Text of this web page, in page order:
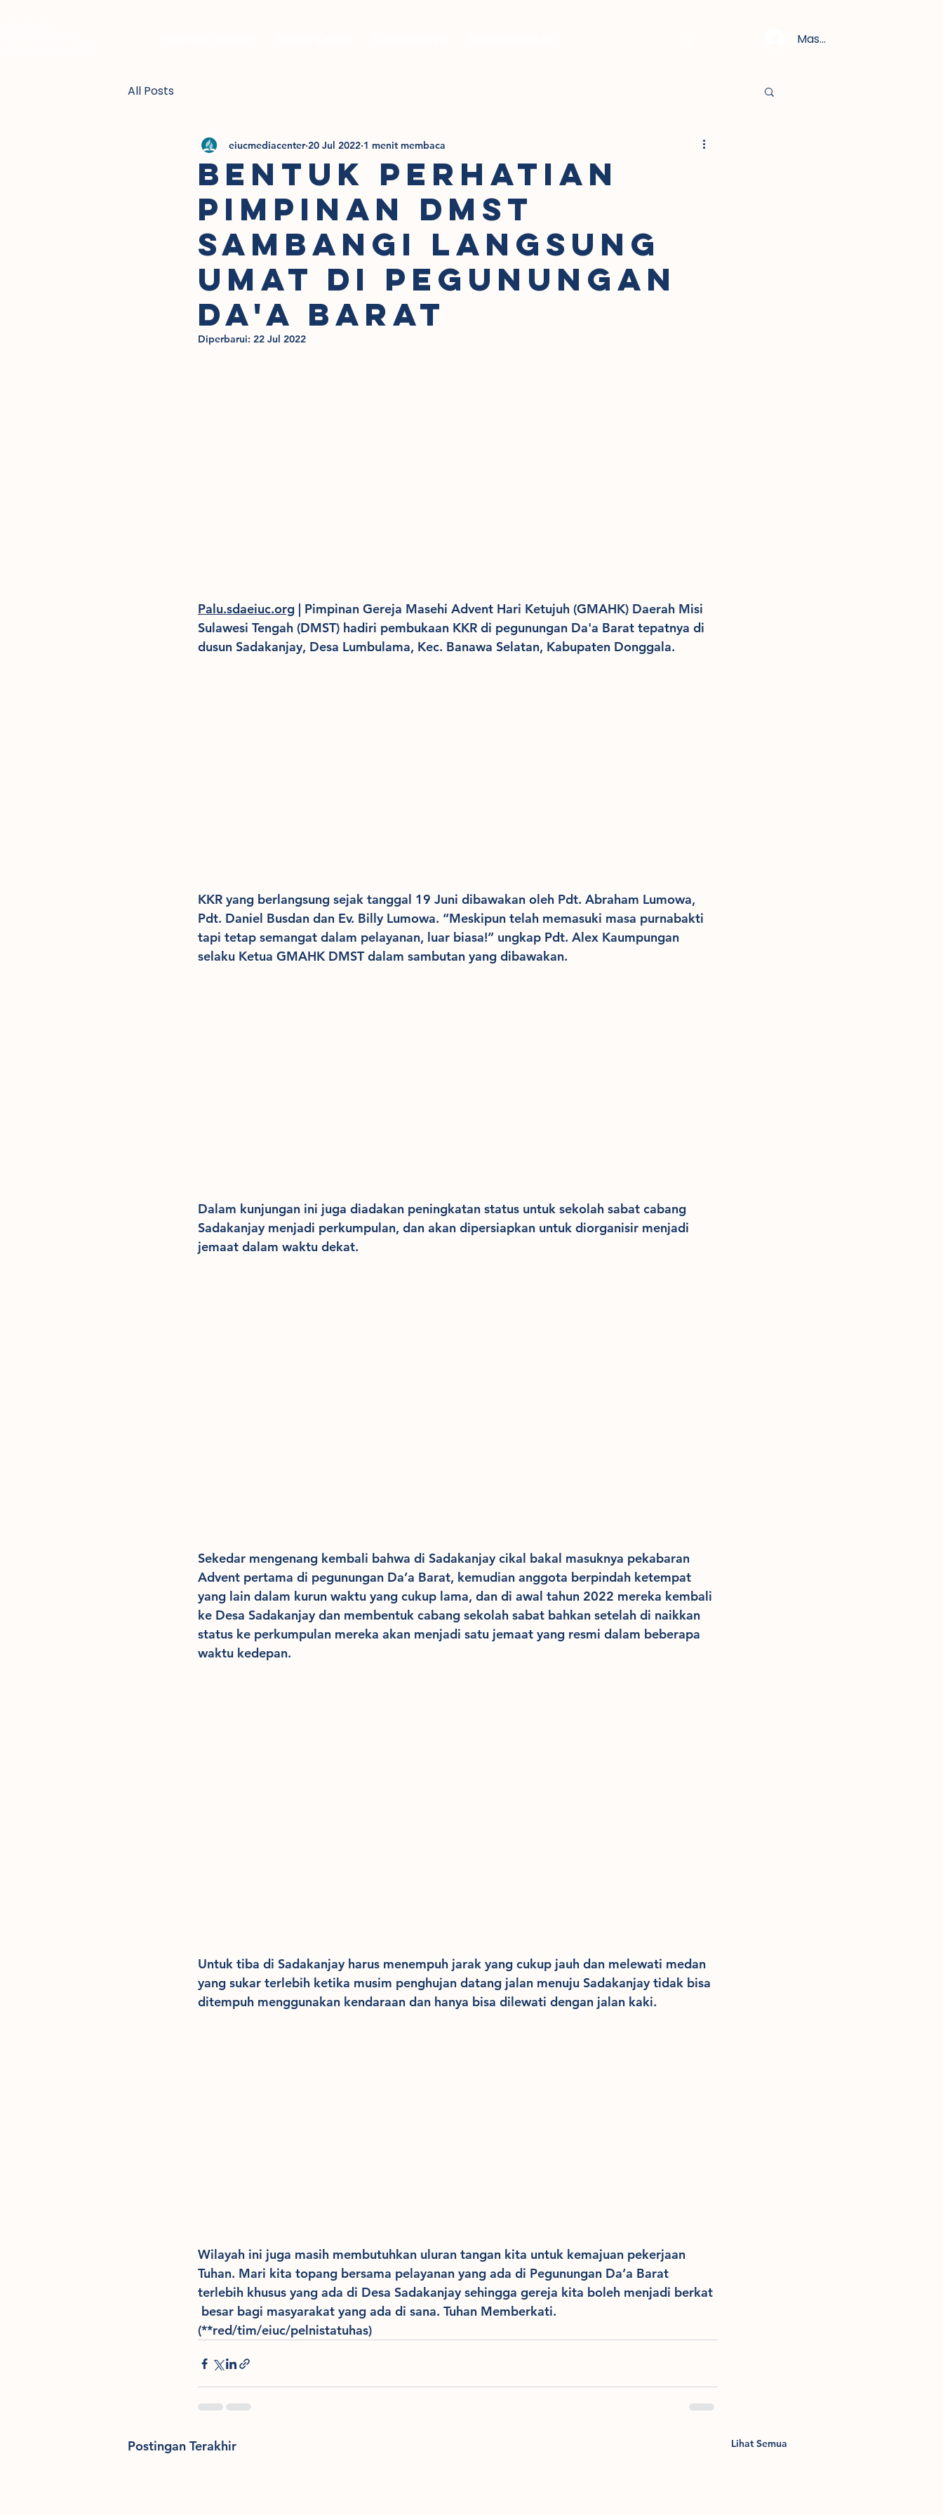
Masuk
All Posts
BENTUK PERHATIAN
PIMPINAN DMST
SAMBANGI LANGSUNG
UMAT DI PEGUNUNGAN
DA'A BARAT
eiucmediacenter 20 Jul 2022 1 menit membaca
Diperbarui: 22 Jul 2022
Palu.sdaeiuc.org | Pimpinan Gereja Masehi Advent Hari Ketujuh (GMAHK) Daerah Misi
Sulawesi Tengah (DMST) hadiri pembukaan KKR di pegunungan Da'a Barat tepatnya di
dusun Sadakanjay, Desa Lumbulama, Kec. Banawa Selatan, Kabupaten Donggala.
KKR yang berlangsung sejak tanggal 19 Juni dibawakan oleh Pdt. Abraham Lumowa,
Pdt. Daniel Busdan dan Ev. Billy Lumowa. “Meskipun telah memasuki masa purnabakti
tapi tetap semangat dalam pelayanan, luar biasa!” ungkap Pdt. Alex Kaumpungan
selaku Ketua GMAHK DMST dalam sambutan yang dibawakan.
Dalam kunjungan ini juga diadakan peningkatan status untuk sekolah sabat cabang
Sadakanjay menjadi perkumpulan, dan akan dipersiapkan untuk diorganisir menjadi
jemaat dalam waktu dekat.
Sekedar mengenang kembali bahwa di Sadakanjay cikal bakal masuknya pekabaran
Advent pertama di pegunungan Da’a Barat, kemudian anggota berpindah ketempat
yang lain dalam kurun waktu yang cukup lama, dan di awal tahun 2022 mereka kembali
ke Desa Sadakanjay dan membentuk cabang sekolah sabat bahkan setelah di naikkan
status ke perkumpulan mereka akan menjadi satu jemaat yang resmi dalam beberapa
waktu kedepan.
Untuk tiba di Sadakanjay harus menempuh jarak yang cukup jauh dan melewati medan
yang sukar terlebih ketika musim penghujan datang jalan menuju Sadakanjay tidak bisa
ditempuh menggunakan kendaraan dan hanya bisa dilewati dengan jalan kaki.
Wilayah ini juga masih membutuhkan uluran tangan kita untuk kemajuan pekerjaan
Tuhan. Mari kita topang bersama pelayanan yang ada di Pegunungan Da’a Barat
terlebih khusus yang ada di Desa Sadakanjay sehingga gereja kita boleh menjadi berkat
besar bagi masyarakat yang ada di sana. Tuhan Memberkati.
(**red/tim/eiuc/pelnistatuhas)
Postingan Terakhir Lihat Semua